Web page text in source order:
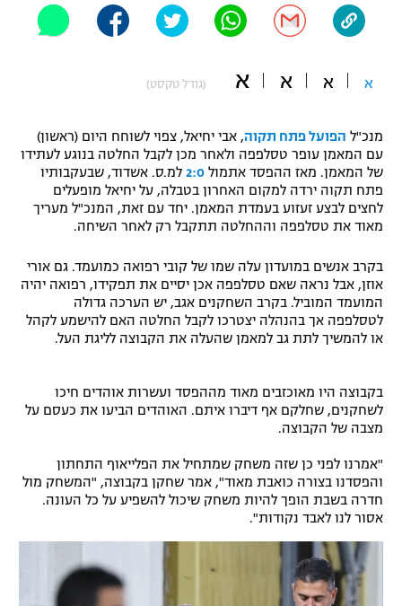
"מחצית בשכונה" – פודקאסט
משתתפים וזוכים בפרסים
תקנון משתתפים וזוכים בפרסים
תקנון עבור פעילות אלקטרה
תקנון עבור פעילות ספורט 1 – "מרלן"
טניס
גיימינג E-Sports
תנאי שימוש
מדיניות פרטיות
רשיון להקרנה פומבית לבית עסק
הצטרפות לחבילת הערוצים
לוח דרושים – ג'ובנט
תגיות
המגזין
אופניים
ספורט מוטורי
פוטבול אמריקאי NFL
בייסבול MLB
אומנויות לחימה
גיימינג E-Sports
א א א א (גודל טקסט)
מנכ"ל הפועל פתח תקוה, אבי יחיאל, צפוי לשוחח היום (ראשון)
עם המאמן עופר טסלפפה ולאחר מכן לקבל החלטה בנוגע לעתידו
של המאמן. מאז ההפסד אתמול 2:0 למ.ס. אשדוד, שבעקבותיו
פתח תקוה ירדה למקום האחרון בטבלה, על יחיאל מופעלים
לחצים לבצע זעזוע בעמדת המאמן. יחד עם זאת, המנכ"ל מעריך
מאוד את טסלפפה וההחלטה תתקבל רק לאחר השיחה.
בקרב אנשים במועדון עלה שמו של קובי רפואה כמועמד. גם אורי
אוזן, אבל נראה שאם טסלפפה אכן יסיים את תפקידו, רפואה יהיה
המועמד המוביל. בקרב השחקנים אגב, יש הערכה גדולה
לטסלפפה אך בהנהלה יצטרכו לקבל החלטה האם להישמע לקהל
או להמשיך לתת גב למאמן שהעלה את הקבוצה לליגת העל.
בקבוצה היו מאוכזבים מאוד מההפסד ועשרות אוהדים חיכו
לשחקנים, שחלקם אף דיברו איתם. האוהדים הביעו את כעסם על
מצבה של הקבוצה.
"אמרנו לפני כן שזה משחק שמתחיל את הפלייאוף התחתון
והפסדנו בצורה כואבת מאוד", אמר שחקן בקבוצה, "המשחק מול
חדרה בשבת הופך להיות משחק שיכול להשפיע על כל העונה.
אסור לנו לאבד נקודות".